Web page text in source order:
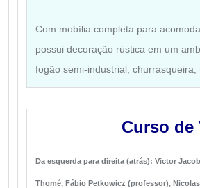
Com mobília completa para
possui decoração rústica em um
fogão semi-industrial,
Curso de
Da esquerda para direita (atrás): Victor
Thomé, Fábio Petkowicz (professor),